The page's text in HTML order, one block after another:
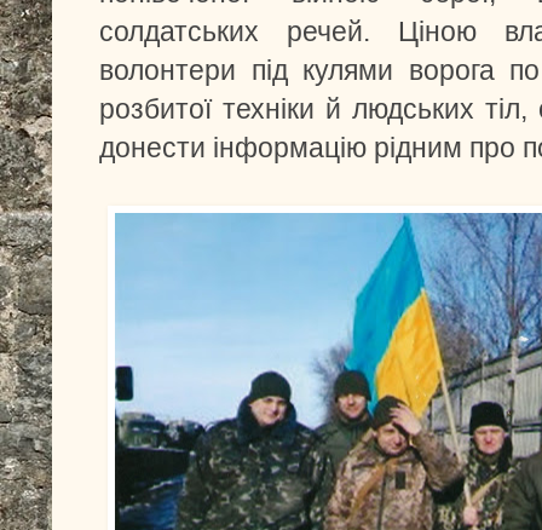
солдатських речей. Ціною
волонтери під кулями ворога
розбитої техніки й людських
донести інформацію рідним про